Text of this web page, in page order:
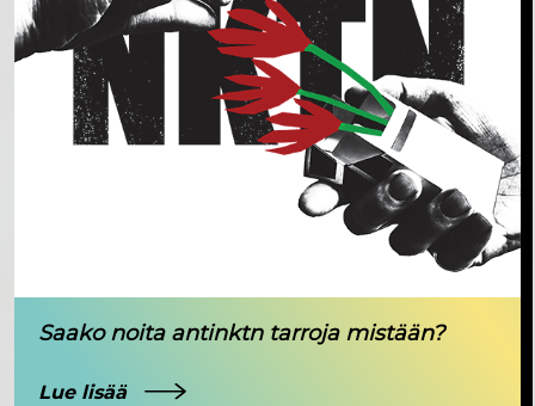
Saako noita antinktn tarroja mistään?
Lue lisää